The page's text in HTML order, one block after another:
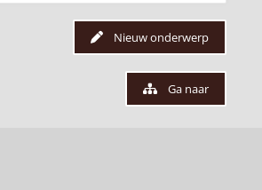
Nieuw onderwerp
Ga naar